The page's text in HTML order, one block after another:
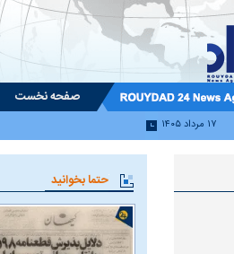
صفحه نخست
۱۷ مرداد ۱۴۰۵
حتما بخوانید